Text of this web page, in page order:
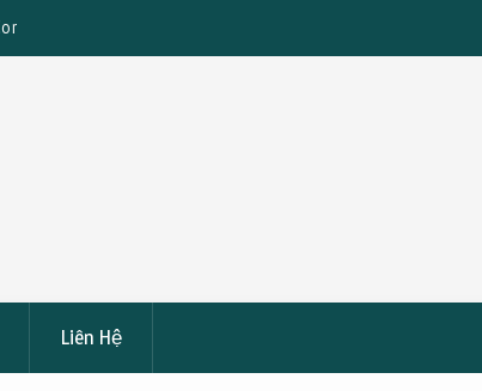
Đạt: Giá Tốt, An Toàn, Tiện Nghi
Liên Hệ